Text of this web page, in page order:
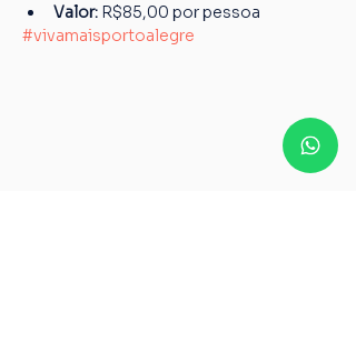
Valor: R$85,00 por pessoa
#vivamaisportoalegre